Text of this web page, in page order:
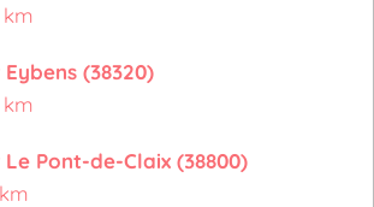
km
(38320)
km
Pont-de-Claix (38800)